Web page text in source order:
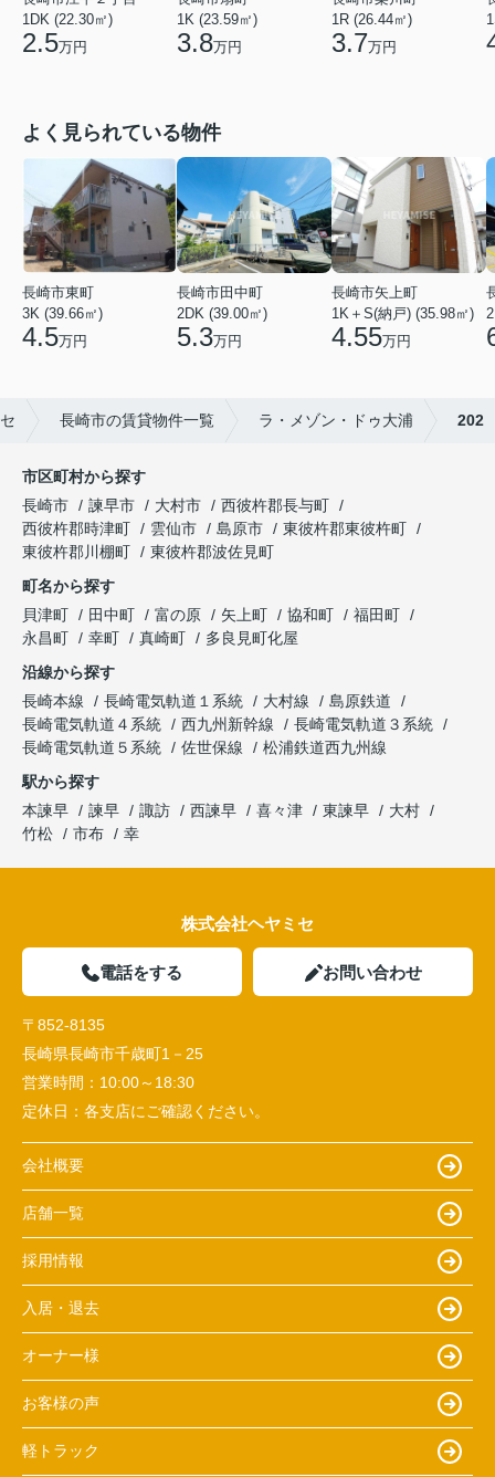
1DK (22.30㎡)
2.5万円
1K (23.59㎡)
3.8万円
1R (26.44㎡)
3.7万円
よく見られている物件
長崎市東町
3K (39.66㎡)
4.5万円
長崎市田中町
2DK (39.00㎡)
5.3万円
長崎市矢上町
1K＋S(納戸) (35.98㎡)
4.55万円
長崎市の賃貸物件一覧 ラ・メゾン・ドゥ大浦 202
市区町村から探す
長崎市
諫早市 大村市
西彼杵郡長与町
西彼杵郡時津町
雲仙市 島原市
東彼杵郡東彼杵町
東彼杵郡川棚町
東彼杵郡波佐見町
町名から探す
貝津町
田中町 富の原 矢上町 協和町
福田町
永昌町
幸町 真崎町
多良見町化屋
沿線から探す
長崎本線
長崎電気軌道１系統 大村線
島原鉄道
長崎電気軌道４系統
西九州新幹線
長崎電気軌道３系統
長崎電気軌道５系統
佐世保線
松浦鉄道西九州線
駅から探す
本諫早
諫早 諏訪 西諫早 喜々津 東諫早
大村
竹松
市布 幸
株式会社ヘヤミセ
電話をする お問い合わせ
〒852-8135
長崎県長崎市千歳町1－25
営業時間： 10:00～18:30
定休日： 各支店にご確認ください。
会社概要
店舗一覧
採用情報
入居・退去
オーナー様
お客様の声
軽トラック